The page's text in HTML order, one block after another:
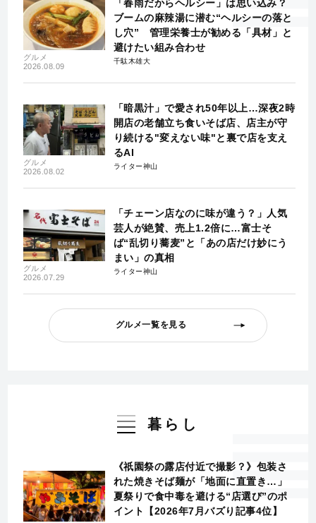
グルメ
2026.08.09
「春雨だからヘルシー」は思い込み？
ブームの麻辣湯に潜む“ヘルシーの落と
し穴” 管理栄養士が勧める「具材」と
避けたい組み合わせ
千駄木雄大
グルメ
2026.08.02
「暗黒汁」で愛され50年以上…深夜2時
開店の老舗立ち食いそば店、店主が守
り続ける"変えない味"と裏で店を支え
るAI
ライター神山
グルメ
2026.07.29
「チェーン店なのに味が違う？」人気
芸人が絶賛、売上1.2倍に…富士そ
ば“乱切り蕎麦”と「あの店だけ妙にう
まい」の真相
ライター神山
グルメ一覧を見る
暮らし
《祇園祭の露店付近で撮影？》包装さ
れた焼きそば麺が「地面に直置き…」
夏祭りで食中毒を避ける“店選び”のポ
イント【2026年7月バズり記事4位】